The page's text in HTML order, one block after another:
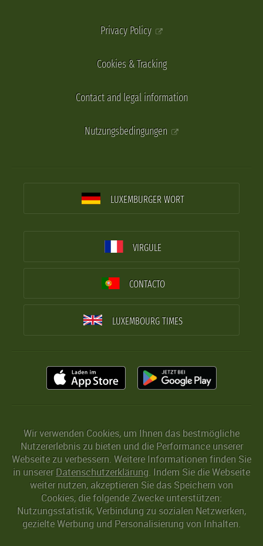
Privacy Policy
Cookies & Tracking
Contact and legal information
Nutzungsbedingungen
LUXEMBURGER WORT
VIRGULE
CONTACTO
LUXEMBOURG TIMES
Wir verwenden Cookies, um Ihnen das bestmögliche
Nutzererlebnis zu bieten und die Performance unserer
Webseite zu verbessern. Weitere Informationen finden Sie
in unserer Datenschutzerklärung. Indem Sie die Webseite
weiter nutzen, akzeptieren Sie das Speichern von
Cookies, die folgende Zwecke unterstützen:
Nutzungsstatistik, Verbindung zu sozialen Netzwerken,
gezielte Werbung und Personalisierung von Inhalten.